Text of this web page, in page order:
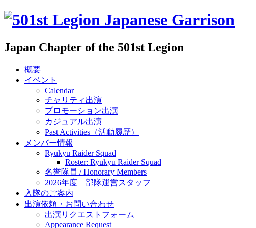
Japan Chapter of the 501st Legion
概要
イベント
Calendar
チャリティ出演
プロモーション出演
カジュアル出演
Past Activities（活動履歴）
メンバー情報
Ryukyu Raider Squad
Roster: Ryukyu Raider Squad
名誉隊員 / Honorary Members
2026年度 部隊運営スタッフ
入隊のご案内
出演依頼・お問い合わせ
出演リクエストフォーム
Appearance Request